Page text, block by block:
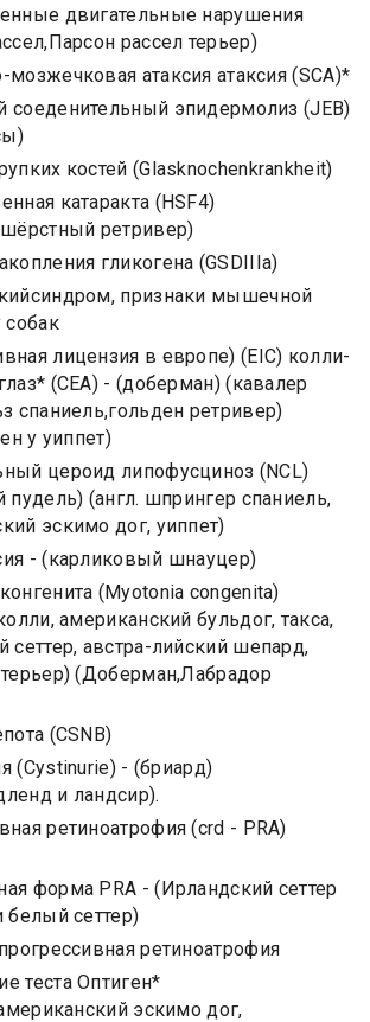
двигательные нарушения
рассел терьер)
мозжечковая атаксия атаксия (SCA)*
соеденительный эпидермолиз (JEB)
костей (Glasknochenkrankheit)
катаракта (HSF4)
ретривер)
гликогена (GSDIIIa)
признаки мышечной
собак
лицензия в европе) (EIC) колли-
(CEA) - (доберман) (кавалер
спаниель,гольден ретривер)
у уиппет)
цероид липофусциноз (NCL)
(англ. шпрингер спаниель,
эскимо дог, уиппет)
- (карликовый шнауцер)
(Myotonia congenita)
американский бульдог, такса,
сеттер, австра-лийский шепард,
терьер) (Доберман,Лабрадор
(CSNB)
(Cystinurie) - (бриард)
и ландсир).
ретиноатрофия (crd - PRA)
форма PRA - (Ирландский сеттер
белый сеттер)
ретиноатрофия
теста Оптиген*
эскимо дог,